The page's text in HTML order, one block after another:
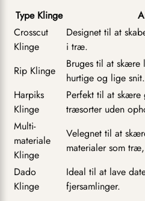
Type Klinge
Crosscut
Klinge
Designet til at
i træ.
Rip Klinge
Bruges til at skære
hurtige og lige snit.
Harpiks
Klinge
Perfekt til at skære
træsorter uden
Multi-
materiale
Klinge
Velegnet til at
materialer som
Dado
Klinge
Ideal til at lave
fjersamlinger.